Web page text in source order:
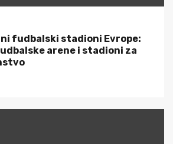
fudbalski stadioni Evrope:
arene i stadioni za